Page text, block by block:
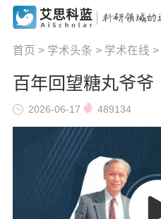
首页 > 学术头条 > 学术在线 >
百年回望糖丸爷爷
2026-06-17 489134